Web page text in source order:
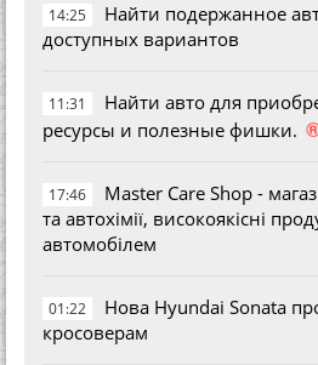
14:25
Найти подержанное
доступных вариантов
11:31
Найти авто для
ресурсы и полезные фишки.
17:46
Master Care Shop -
та автохімії, високоякісні
автомобілем
01:22
Нова Hyundai Sonata
кросоверам